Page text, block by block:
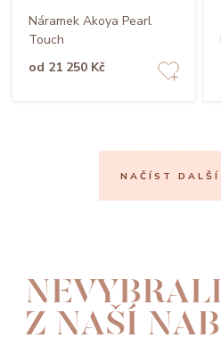
Náramek Akoya Pearl
Touch
od 21 250 Kč
NAČÍST DALŠÍ
Z NAŠÍ